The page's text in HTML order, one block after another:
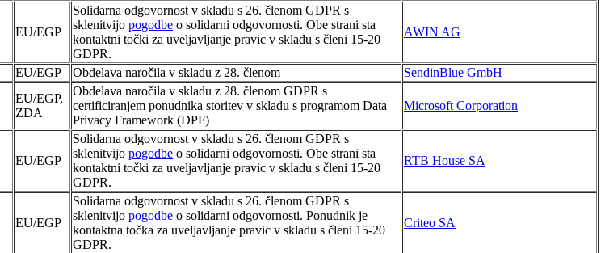
EU/EGP
Solidarna odgovornost v skladu s 26. členom GDPR s
sklenitvijo pogodbe o solidarni odgovornosti. Obe strani sta
kontaktni točki za uveljavljanje pravic v skladu s členi 15-20
GDPR.
AWIN AG
EU/EGP Obdelava naročila v skladu z 28. členom SendinBlue GmbH
EU/EGP,
ZDA
Obdelava naročila v skladu z 28. členom GDPR s
certificiranjem ponudnika storitev v skladu s programom Data
Privacy Framework (DPF)
Microsoft Corporation
EU/EGP
Solidarna odgovornost v skladu s 26. členom GDPR s
sklenitvijo pogodbe o solidarni odgovornosti. Obe strani sta
kontaktni točki za uveljavljanje pravic v skladu s členi 15-20
GDPR.
RTB House SA
EU/EGP
Solidarna odgovornost v skladu s 26. členom GDPR s
sklenitvijo pogodbe o solidarni odgovornosti. Ponudnik je
kontaktna točka za uveljavljanje pravic v skladu s členi 15-20
GDPR.
Criteo SA